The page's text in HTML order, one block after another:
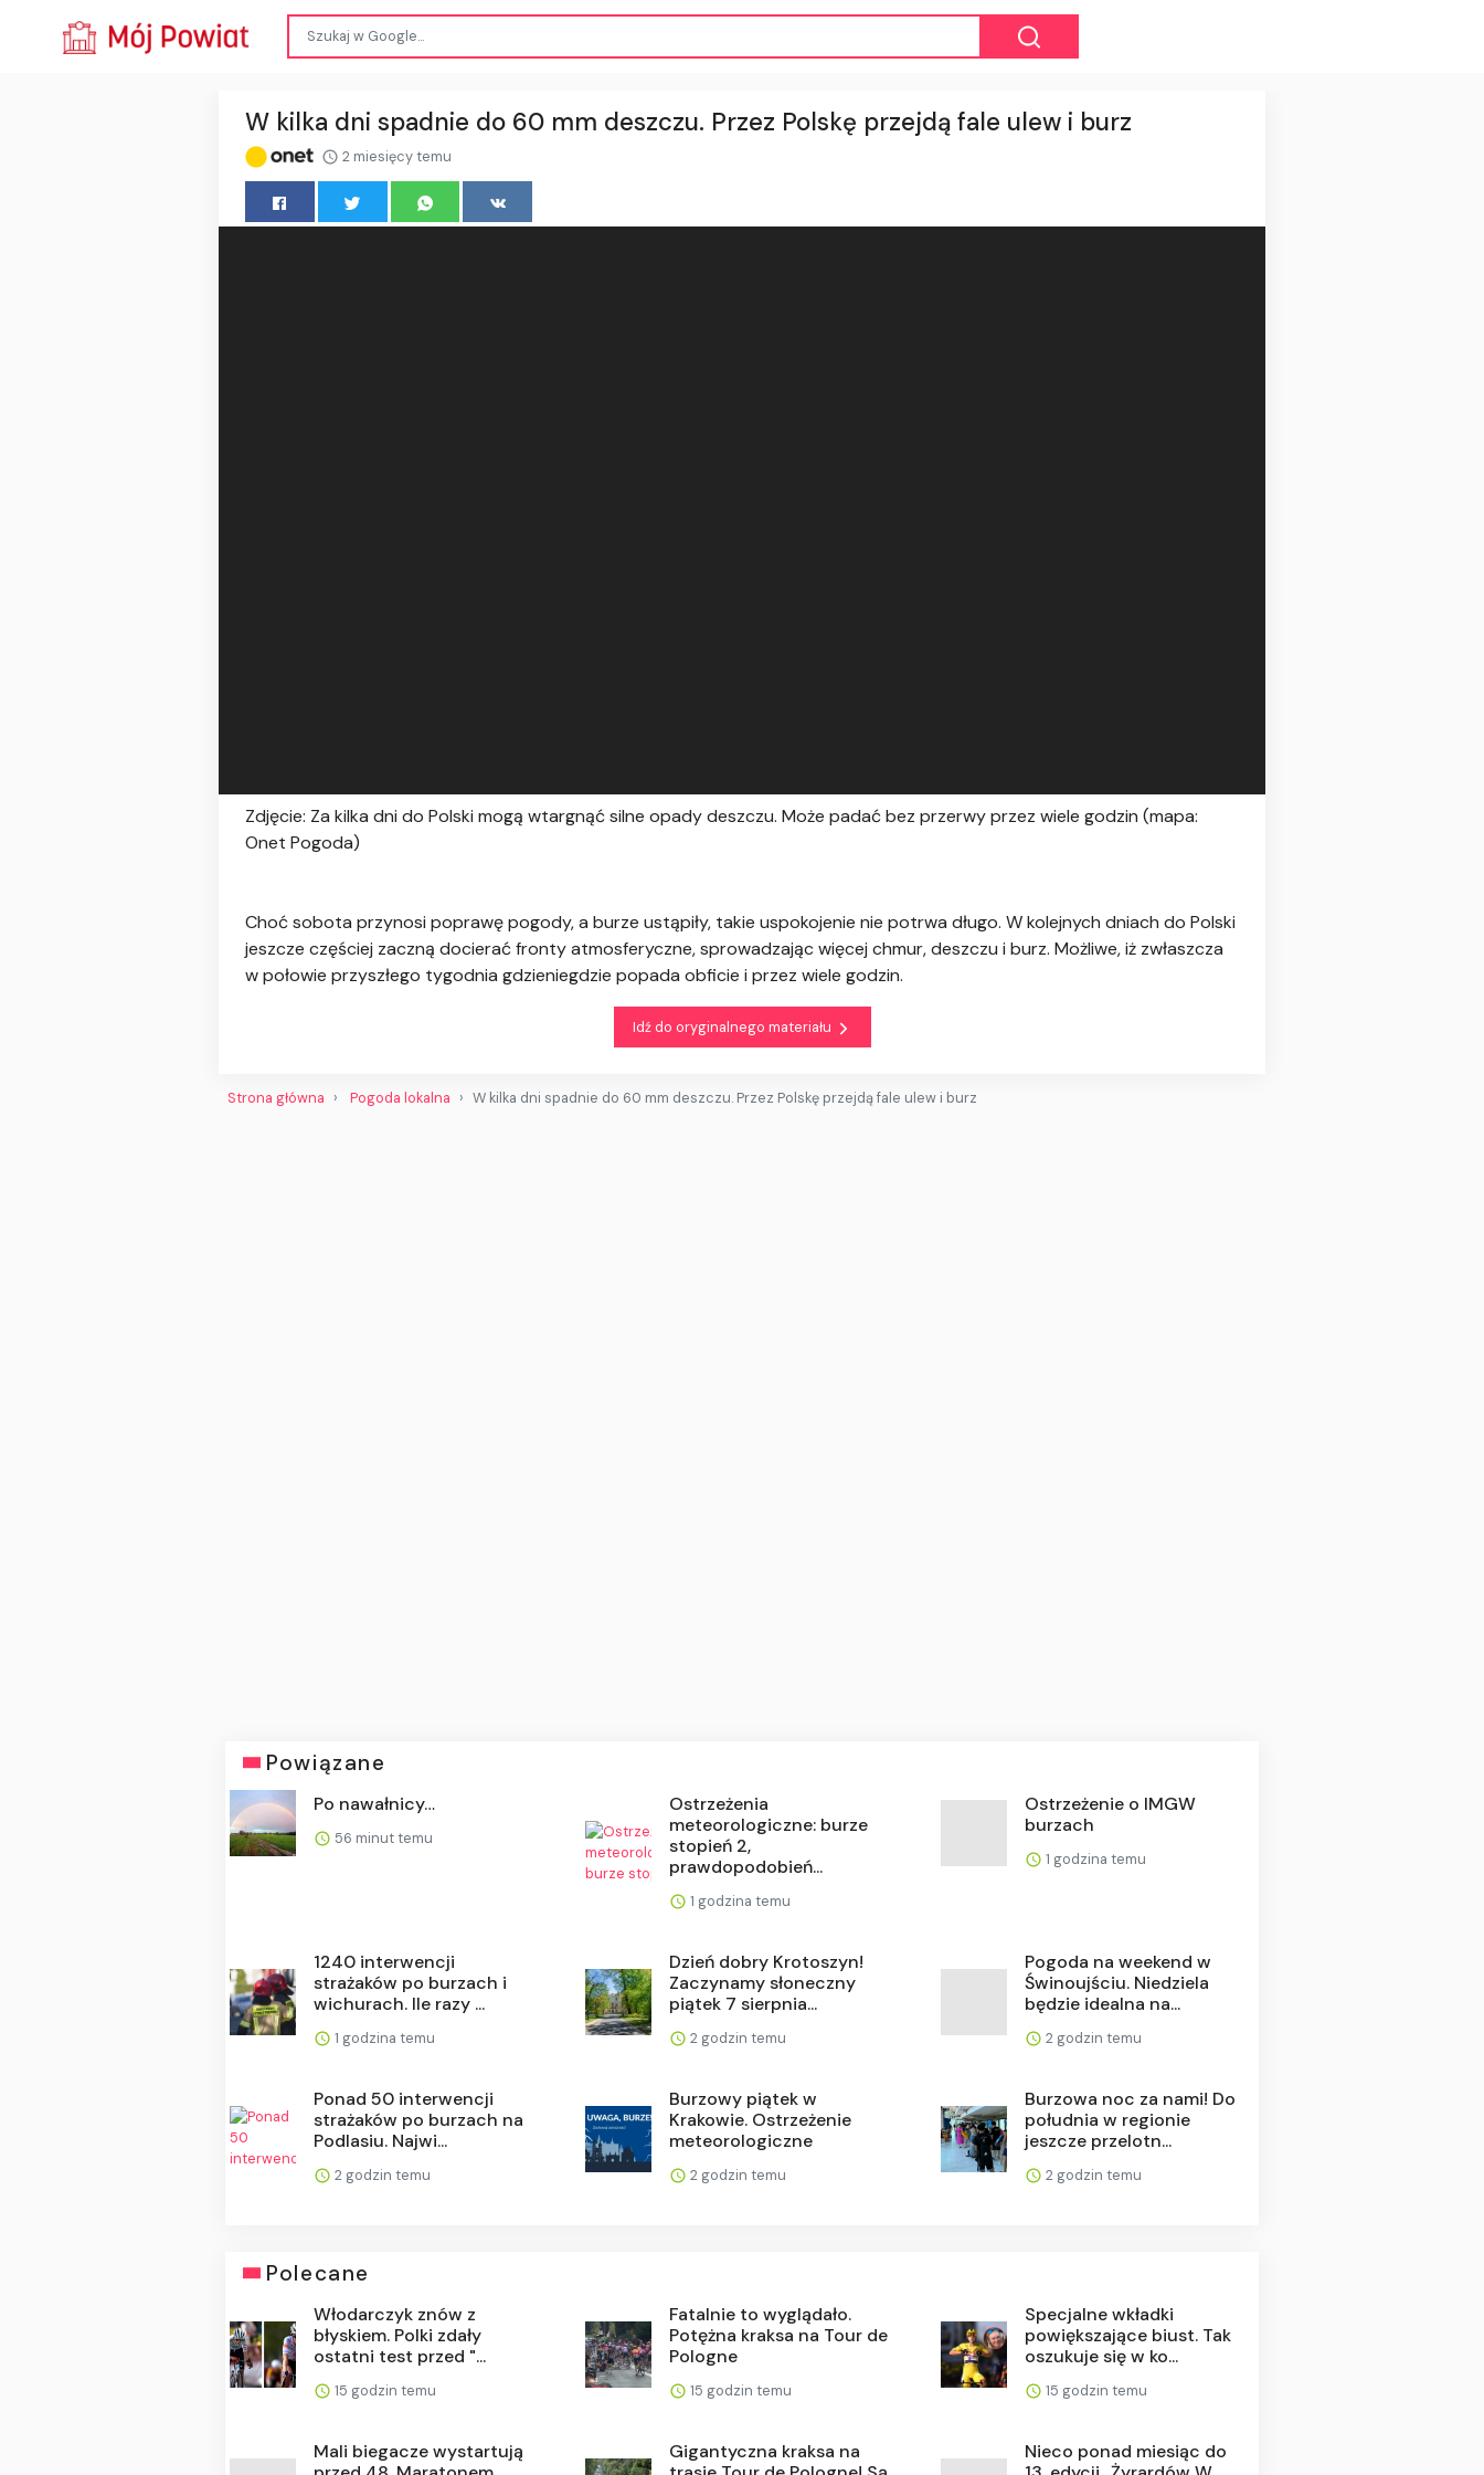
W kilka dni spadnie do 60 mm deszczu. Przez Polskę przejdą fale ulew i burz
2 miesięcy temu
Zdjęcie: Za kilka dni do Polski mogą wtargnąć silne opady deszczu. Może padać bez przerwy przez wiele godzin (mapa:
Onet Pogoda)
Choć sobota przynosi poprawę pogody, a burze ustąpiły, takie uspokojenie nie potrwa długo. W kolejnych dniach do Polski
jeszcze częściej zaczną docierać fronty atmosferyczne, sprowadzając więcej chmur, deszczu i burz. Możliwe, iż zwłaszcza
w połowie przyszłego tygodnia gdzieniegdzie popada obficie i przez wiele godzin.
Idź do oryginalnego materiału
Strona główna Pogoda lokalna W kilka dni spadnie do 60 mm deszczu. Przez Polskę przejdą fale ulew i burz
Powiązane
Po nawałnicy…
56 minut temu
Ostrzeżenia
meteorologiczne: burze
stopień 2,
prawdopodobień...
1 godzina temu
Ostrzeżenie o IMGW
burzach
1 godzina temu
1240 interwencji
strażaków po burzach i
wichurach. Ile razy ...
1 godzina temu
Dzień dobry Krotoszyn!
Zaczynamy słoneczny
piątek 7 sierpnia...
2 godzin temu
Pogoda na weekend w
Świnoujściu. Niedziela
będzie idealna na...
2 godzin temu
Ponad 50 interwencji
strażaków po burzach na
Podlasiu. Najwi...
2 godzin temu
Burzowy piątek w
Krakowie. Ostrzeżenie
meteorologiczne
2 godzin temu
Burzowa noc za nami! Do
południa w regionie
jeszcze przelotn...
2 godzin temu
Polecane
Włodarczyk znów z
błyskiem. Polki zdały
ostatni test przed "...
15 godzin temu
Fatalnie to wyglądało.
Potężna kraksa na Tour de
Pologne
15 godzin temu
Specjalne wkładki
powiększające biust. Tak
oszukuje się w ko...
15 godzin temu
Mali biegacze wystartują
Gigantyczna kraksa na
Nieco ponad miesiąc do